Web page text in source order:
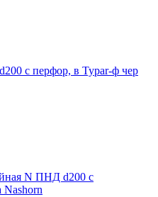
с перфор, в Typar-ф чер
N ПНД d200 с
Nashorn